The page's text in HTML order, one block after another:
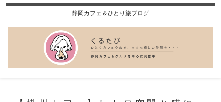
静岡カフェ＆ひとり旅ブログ